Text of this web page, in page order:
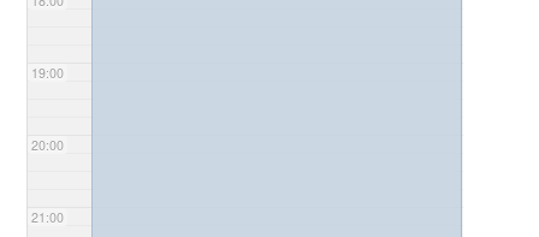
19:00
20:00
21:00